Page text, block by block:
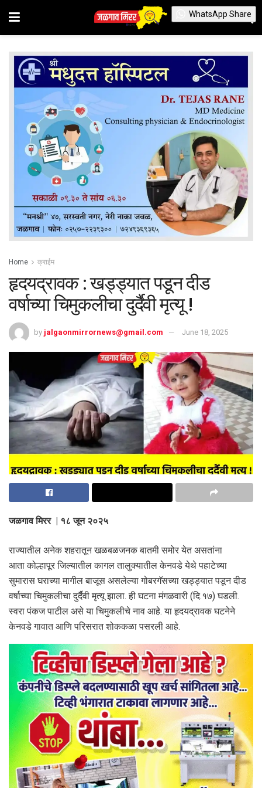
Home क्राईम
हृदयद्रावक : खड्ड्यात पडून दीड
वर्षाच्या चिमुकलीचा दुर्दैवी मृत्यू !
by jalgaonmirrornews@gmail.com June 18, 2025
जळगाव मिरर | १८ जून २०२५
राज्यातील अनेक शहरातून खळबळजनक बातमी समोर येत असतांना
आता कोल्हापूर जिल्यातील कागल तालुक्यातील केनवडे येथे पहाटेच्या
सुमारास घराच्या मागील बाजूस असलेल्या गोबरगॅसच्या खड्ड्यात पडून दीड
वर्षाच्या चिमुकलीचा दुर्दैवी मृत्यू झाला. ही घटना मंगळवारी (दि.१७) घडली.
स्वरा पंकज पाटील असे या चिमुकलीचे नाव आहे. या हृदयद्रावक घटनेने
केनवडे गावात आणि परिसरात शोककळा पसरली आहे.
WhatsApp Share